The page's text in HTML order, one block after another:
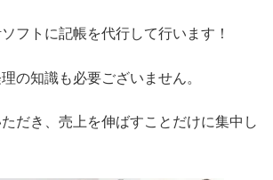
フトに記帳を代行して行います！
の知識も必要ございません。
だき、売上を伸ばすことだけに集中し